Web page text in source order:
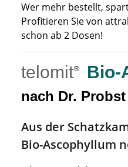
Wer mehr bestellt,
Profitieren Sie von
schon ab 2 Dosen!
telomit® Bio-
nach Dr. Probst
Aus der
Bio-Ascophyllum